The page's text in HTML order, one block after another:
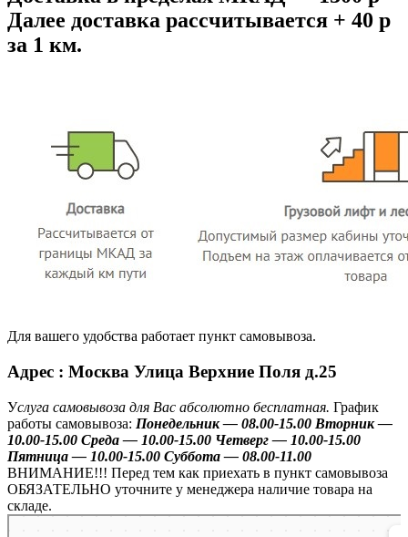
Далее доставка рассчитывается + 40 р
за 1 км.
Для вашего удобства работает пункт самовывоза.
Адрес : Москва Улица Верхние Поля д.25
Услуга самовывоза для Вас абсолютно бесплатная. График
работы самовывоза: Понедельник — 08.00-15.00 Вторник —
10.00-15.00 Среда — 10.00-15.00 Четверг — 10.00-15.00
Пятница — 10.00-15.00 Суббота — 08.00-11.00
ВНИМАНИЕ!!! Перед тем как приехать в пункт самовывоза
ОБЯЗАТЕЛЬНО уточните у менеджера наличие товара на
складе.
Москва